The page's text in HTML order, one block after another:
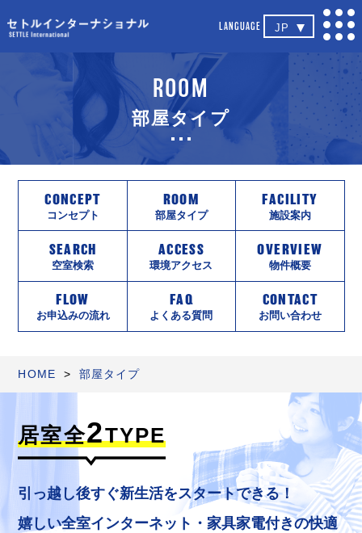
九州大学指定国際寮 セトルインター
LANGUAGE JP
ROOM
部屋タイプ
CONCEPT
コンセプト
ROOM
部屋タイプ
FACILITY
施設案内
SEARCH
空室検索
ACCESS
環境アクセス
OVERVIEW
物件概要
FLOW
お申込みの流れ
FAQ
よくある質問
CONTACT
お問い合わせ
HOME 部屋タイプ
居室全2TYPE
引っ越し後すぐ新生活をスタートできる！
嬉しい全室インターネット・家具家電付きの快適